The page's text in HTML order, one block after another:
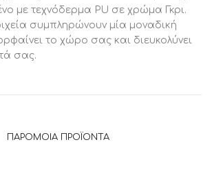
με τεχνόδερμα PU σε χρώμα Γκρι.
συμπληρώνουν μία μοναδική
το χώρο σας και διευκολύνει
σας.
ΠΑΡΌΜΟΙΑ ΠΡΟΪΌΝΤΑ